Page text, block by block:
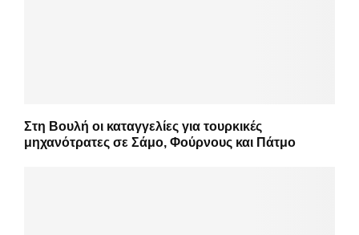
Στη Βουλή οι καταγγελίες για τουρκικές
μηχανότρατες σε Σάμο, Φούρνους και Πάτμο